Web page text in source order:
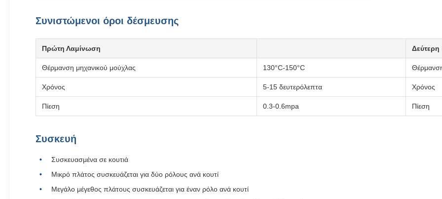
Συνιστώμενοι όροι δέσμευσης
Πρώτη Λαμίνωση
Θέρμανση μηχανικού μούχλας 130°C-150°C
Χρόνος 5-15 δευτερόλεπτα Χρόνος
Πίεση 0.3-0.6mpa Πίεση
Συσκευή
Συσκευασμένα σε κουτιά
Μικρό πλάτος συσκευάζεται για δύο ρόλους ανά κουτί
Μεγάλο μέγεθος πλάτους συσκευάζεται για έναν ρόλο ανά κουτί